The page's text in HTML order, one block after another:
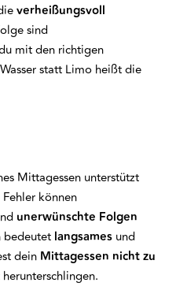
verheißungsvoll
sind
mit den richtigen
statt Limo heißt die
Mittagessen unterstützt
können
unerwünschte Folgen
bedeutet langsames und
dein Mittagessen nicht zu